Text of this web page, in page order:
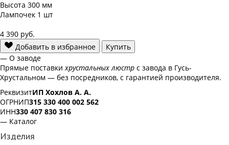
Высота 300 мм
Лампочек 1 шт
4 390 руб.
Добавить в избранное
Купить
— О заводе
Прямые поставки хрустальных люстр с завода в Гусь-
Хрустальном — без посредников, с гарантией производителя.
РеквизитИП Хохлов А. А.
ОГРНИП315 330 400 002 562
ИНН330 407 830 316
— Каталог
Изделия